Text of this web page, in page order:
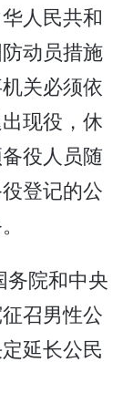
人民共和
动员措施
关必须依
现役，休
役人员随
登记的公
务院和中央
召男性公
延长公民